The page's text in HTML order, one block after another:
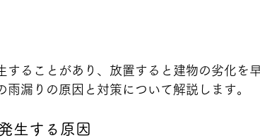
することがあり、放置すると建物の劣化を
雨漏りの原因と対策について解説します。
生する原因